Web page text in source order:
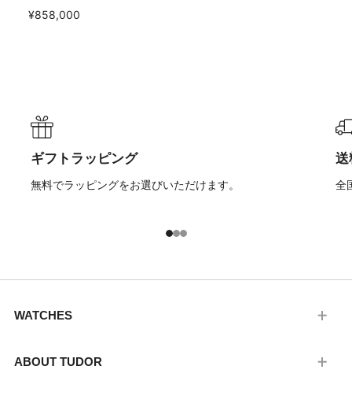
¥858,000
ギフトラッピング
無料でラッピングをお選びいただけます。
送
全
WATCHES
ABOUT TUDOR